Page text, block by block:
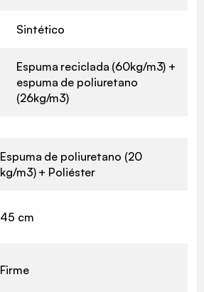
Sintético
Espuma reciclada (60kg/m3) +
espuma de poliuretano
(26kg/m3)
Espuma de poliuretano (20
kg/m3) + Poliéster
45 cm
Firme